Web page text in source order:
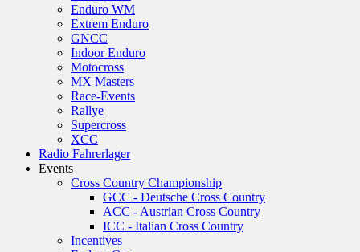
Enduro WM
Extrem Enduro
GNCC
Indoor Enduro
Motocross
MX Masters
Race-Events
Rallye
Supercross
XCC
Radio Fahrerlager
Events
Cross Country Championship
GCC - Deutsche Cross Country
ACC - Austrian Cross Country
ICC - Italian Cross Country
Incentives